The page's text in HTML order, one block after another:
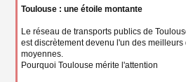
Toulouse : une étoile montante
Le réseau de transports publics de
est discrètement devenu l'un des
moyennes.
Pourquoi Toulouse mérite l'attention